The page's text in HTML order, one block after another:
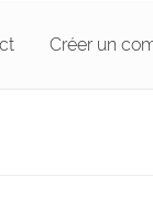
Créer un